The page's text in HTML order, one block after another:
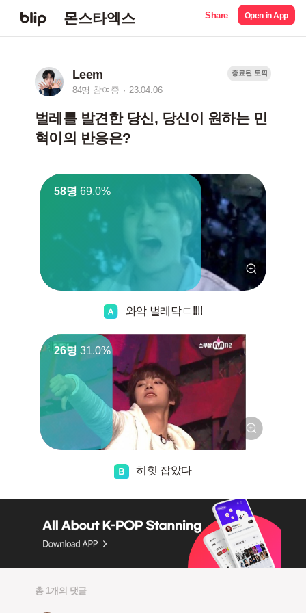
몬스타엑스 Share Open in App
Leem
84명 참여중 23.04.06
종료된 토픽
벌레를 발견한 당신, 당신이 원하는 민
혁이의 반응은?
58명 69.0%
와악 벌레닥ㄷ!!!!
26명 31.0%
히힛 잡았다
총 1개의 댓글